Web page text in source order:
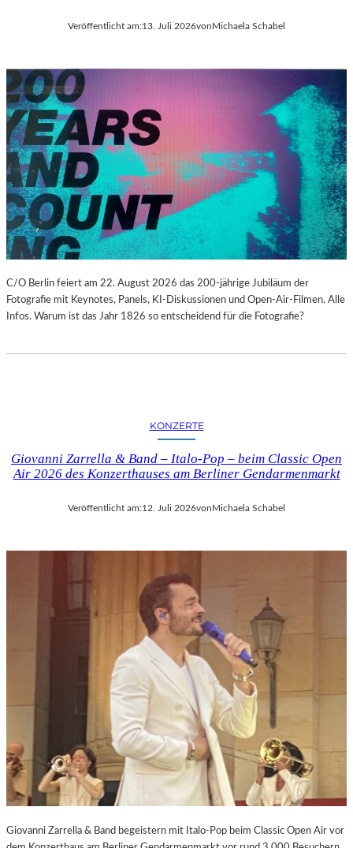
Veröffentlicht am:13. Juli 2026vonMichaela Schabel
C/O Berlin feiert am 22. August 2026 das 200-jährige Jubiläum der
Fotografie mit Keynotes, Panels, KI-Diskussionen und Open-Air-Filmen. Alle
Infos. Warum ist das Jahr 1826 so entscheidend für die Fotografie?
KONZERTE
Giovanni Zarrella & Band – Italo-Pop – beim Classic Open
Air 2026 des Konzerthauses am Berliner Gendarmenmarkt
Veröffentlicht am:12. Juli 2026von Michaela Schabel
Giovanni Zarrella & Band begeistern mit Italo-Pop beim Classic Open Air vor